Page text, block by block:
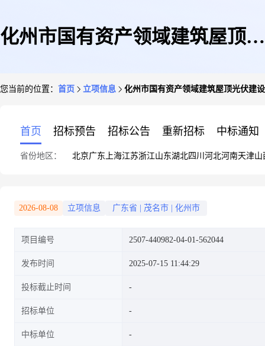
化州市国有资产领域建筑屋顶光
您当前的位置： 首页 立项信息 化州市国有资产领域建筑屋顶光伏建
首页 招标预告 招标公告 重新招标 中标通知
省份地区： 北京广东 上海江苏浙江山东湖北四川 河北河南天津山
2026-08-08 立项信息 广东省 茂名市 化州市
项目编号 2507-440982-04-01-562044
发布时间 2025-07-15 11:44:29
投标截止时间
招标单位
中标单位